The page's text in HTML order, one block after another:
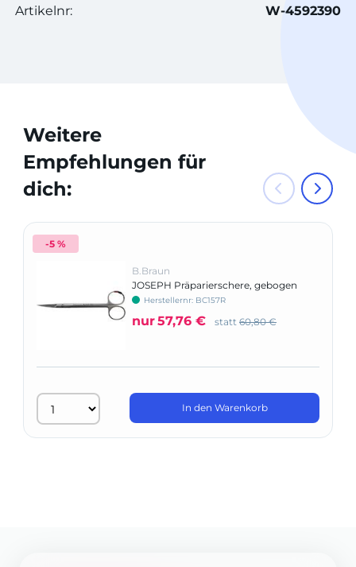
Artikelnr: W-4592390
Weitere
Empfehlungen für
dich:
-5 %
B.Braun
JOSEPH Präparierschere, gebogen
Herstellernr: BC157R
nur57,76 € statt 60,80 €
In den Warenkorb